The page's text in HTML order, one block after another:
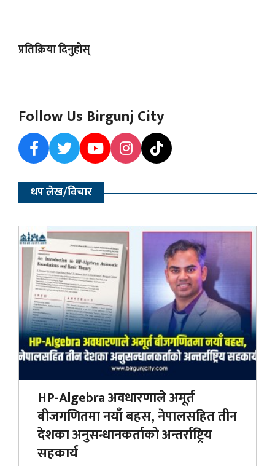
प्रतिक्रिया दिनुहोस्
Follow Us Birgunj City
थप लेख/विचार
HP-Algebra अवधारणाले अमूर्त
बीजगणितमा नयाँ बहस, नेपालसहित तीन
देशका अनुसन्धानकर्ताको अन्तर्राष्ट्रिय
सहकार्य